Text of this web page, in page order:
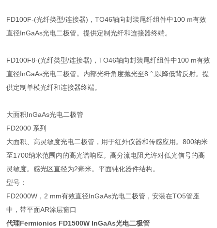
FD100F-(光纤类型/连接器)，TO46轴向封装尾纤组件中100 m有效
直径InGaAs光电二极管。提供定制光纤和连接器终端。
FD100F8-(光纤类型/连接器)，TO46轴向封装尾纤组件中100 m有效
直径InGaAs光电二极管。内部光纤角度抛光至8 °,以降低背反射。提
供定制单模光纤和连接器终端。
大面积InGaAs光电二极管
FD2000 系列
大面积、高灵敏度光电二极管，用于红外仪器和传感应用。800纳米
至1700纳米范围内的高光谱响应。高分流电阻允许对低光信号的高
灵敏度。感光区直径为2毫米。平面钝化器件结构。
型号：
FD2000W，2 mm有效直径InGaAs光电二极管，安装在TO5管座
中，带平面AR涂层窗口
代理Fermionics FD1500W InGaAs光电二极管